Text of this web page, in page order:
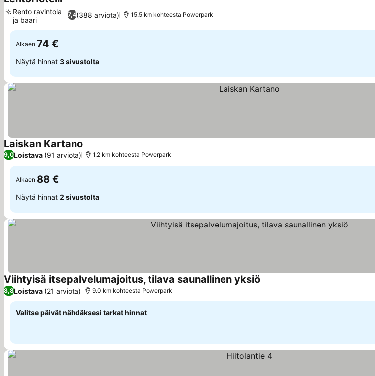
7,4(388 arviota)
Rento ravintola
ja baari
15.5 km kohteesta Powerpark
Alkaen 74 €
Näytä hinnat 3 sivustolta
Laiskan Kartano
9,0Loistava (91 arviota) 1.2 km kohteesta Powerpark
Alkaen 88 €
Näytä hinnat 2 sivustolta
Viihtyisä itsepalvelumajoitus, tilava saunallinen yksiö
8,8Loistava (21 arviota) 9.0 km kohteesta Powerpark
Valitse päivät nähdäksesi tarkat hinnat